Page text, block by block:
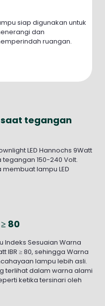
siap digunakan untuk
dan
ruangan.
tegangan
LED Hannochs 9Watt
150-240 Volt.
lampu LED
80
Indeks Sesuaian Warna
IBR ≥ 80, sehingga Warna
lampu lebih asli.
terlihat dalam warna alami
ketika tersinari oleh